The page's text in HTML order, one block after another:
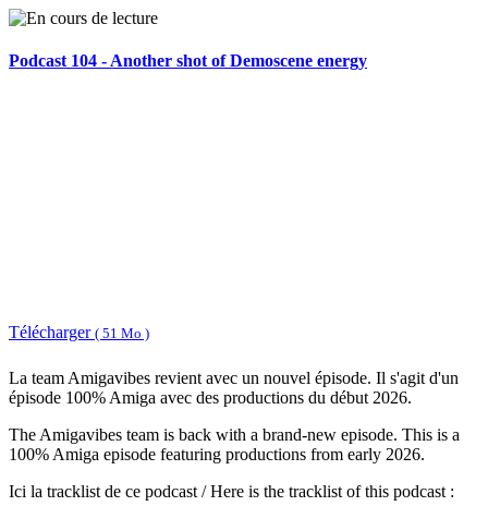
Podcast 104 - Another shot of Demoscene energy
Télécharger ( 51 Mo )
La team Amigavibes revient avec un nouvel épisode. Il s'agit d'un
épisode 100% Amiga avec des productions du début 2026.
The Amigavibes team is back with a brand-new episode. This is a
100% Amiga episode featuring productions from early 2026.
Ici la tracklist de ce podcast / Here is the tracklist of this podcast :